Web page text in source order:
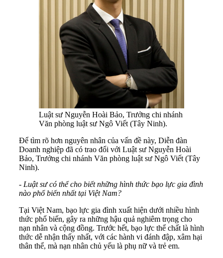
Luật sư Nguyễn Hoài Bảo, Trưởng chi nhánh
Văn phòng luật sư Ngô Viết (Tây Ninh).
Để tìm rõ hơn nguyên nhân của vấn đề này, Diễn đàn
Doanh nghiệp đã có trao đổi với Luật sư Nguyễn Hoài
Bảo, Trưởng chi nhánh Văn phòng luật sư Ngô Viết (Tây
Ninh).
- Luật sưcó thể cho biết những hình thức bạo lực gia đình
nào phổ biến nhất tại Việt Nam?
Tại Việt Nam, bạo lực gia đình xuất hiện dưới nhiều hình
thức phổ biến, gây ra những hậu quả nghiêm trọng cho
nạn nhân và cộng đồng. Trước hết, bạo lực thể chất là hình
thức dễ nhận thấy nhất, với các hành vi đánh đập, xâm hại
thân thể, mà nạn nhân chủ yếu là phụ nữ và trẻ em.